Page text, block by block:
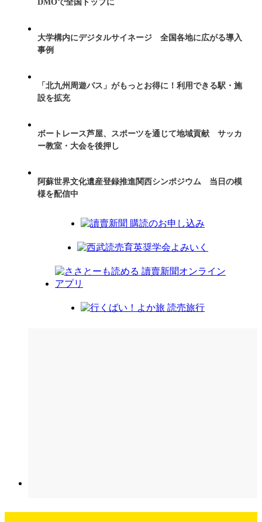
DMOで全国トップに
大学構内にデジタルサイネージ 全国各地に広がる導入
事例
「北九州周遊パス」がもっとお得に！利用できる駅・施
設を拡充
ボートレース芦屋、スポーツを通じて地域貢献 サッカ
ー教室・大会を後押し
阿蘇世界文化遺産登録推進関西シンポジウム 当日の模
様を配信中